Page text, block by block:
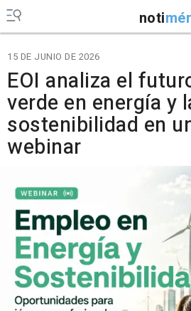
noti
15 DE JUNIO DE 2026
EOI analiza el
verde en energía y
sostenibilidad en
webinar